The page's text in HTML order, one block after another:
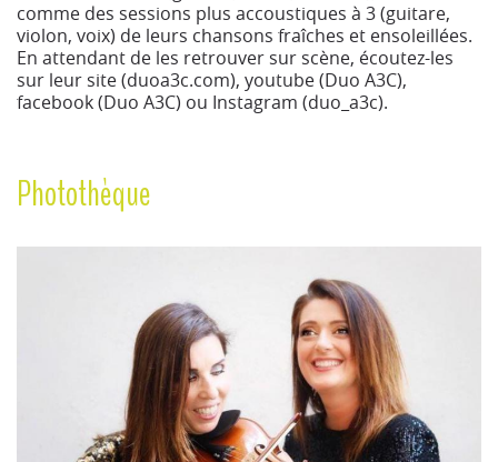
comme des sessions plus accoustiques à 3 (guitare,
violon, voix) de leurs chansons fraîches et ensoleillées.
En attendant de les retrouver sur scène, écoutez-les
sur leur site (duoa3c.com), youtube (Duo A3C),
facebook (Duo A3C) ou Instagram (duo_a3c).
Photothèque